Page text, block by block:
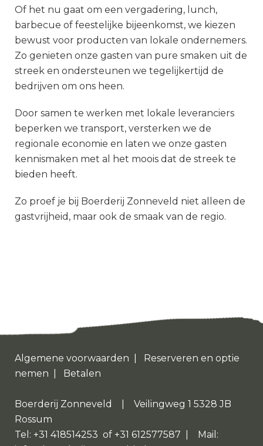
Of het nu gaat om een vergadering, lunch,
barbecue of feestelijke bijeenkomst, we kiezen
bewust voor producten van lokale ondernemers.
Zo genieten onze gasten van pure smaken uit de
streek en ondersteunen we tegelijkertijd de
bedrijven om ons heen.
Door samen te werken met lokale leveranciers
beperken we transport, versterken we de
regionale economie en laten we onze gasten
kennismaken met al het moois dat de streek te
bieden heeft.
Zo proef je bij Boerderij Zonneveld niet alleen de
gastvrijheid, maar ook de smaak van de regio.
Algemene voorwaarden
Reserveren en optie
nemen
Betalen
Boerderij Zonneveld | Veilingweg 1 5328 JB
Rossum
Tel: +31 418514253 of +31 612577587 | Mail: